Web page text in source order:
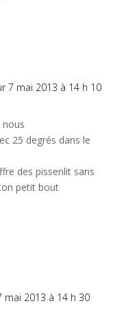
7 mai 2013 à 14 h 10
25 degrés dans le
des pissenlit sans
petit bout
mai 2013 à 14 h 30